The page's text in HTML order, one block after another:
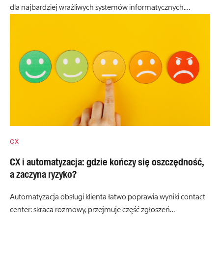
dla najbardziej wrażliwych systemów informatycznych.…
CX
CX i automatyzacja: gdzie kończy się oszczędność,
a zaczyna ryzyko?
Automatyzacja obsługi klienta łatwo poprawia wyniki contact
center: skraca rozmowy, przejmuje część zgłoszeń…